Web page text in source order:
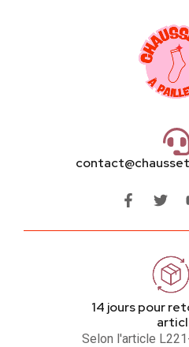
14 jours pour
Selon l'article